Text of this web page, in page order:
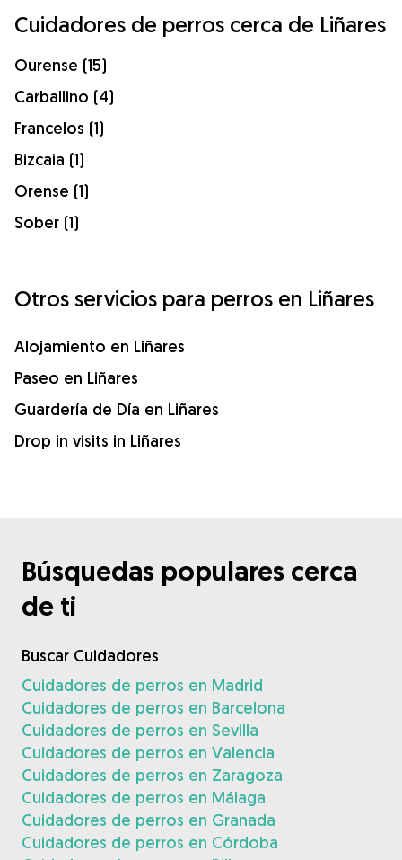
Cuidadores de perros cerca de Liñares
Ourense (15)
Carballino (4)
Francelos (1)
Bizcaia (1)
Orense (1)
Sober (1)
Otros servicios para perros en Liñares
Alojamiento en Liñares
Paseo en Liñares
Guardería de Día en Liñares
Drop in visits in Liñares
Búsquedas populares cerca
de ti
Buscar Cuidadores
Cuidadores de perros en Madrid
Cuidadores de perros en Barcelona
Cuidadores de perros en Sevilla
Cuidadores de perros en Valencia
Cuidadores de perros en Zaragoza
Cuidadores de perros en Málaga
Cuidadores de perros en Granada
Cuidadores de perros en Córdoba